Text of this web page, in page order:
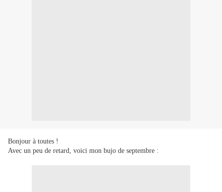
Bonjour à toutes !
Avec un peu de retard, voici mon bujo de septembre :